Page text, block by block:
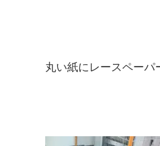
丸い紙にレースペー